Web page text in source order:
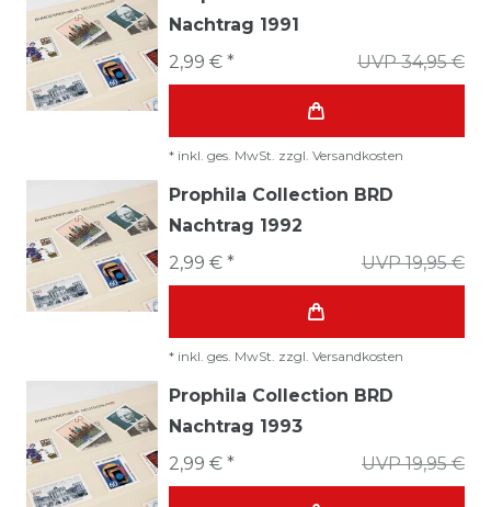
Nachtrag 1991
UVP 34,95 €
2,99 € *
* inkl. ges. MwSt. zzgl. Versandkosten
Prophila Collection BRD
Nachtrag 1992
UVP 19,95 €
2,99 € *
* inkl. ges. MwSt. zzgl. Versandkosten
Prophila Collection BRD
Nachtrag 1993
UVP 19,95 €
2,99 € *